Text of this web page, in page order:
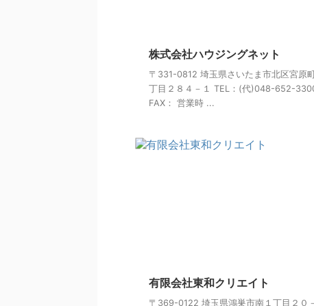
株式会社ハウジングネット
〒331-0812 埼玉県さいたま市北区宮原
丁目２８４－１ TEL：(代)048-652-
FAX： 営業時 ...
有限会社東和クリエイト
〒369-0122 埼玉県鴻巣市南１丁目２０